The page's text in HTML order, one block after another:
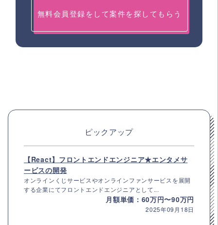
無料会員登録をして案件を探してもらう
ピックアップ
【React】フロントエンドエンジニア★エンタメサ
ービスの開発
オンラインくじサービスやオンラインファンサービスを展開
する企業にてフロントエンドエンジニアとして...
月額単価：60万円〜90万円
2025年09月18日